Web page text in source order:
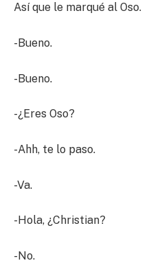
Así que le marqué al Oso.
-Bueno.
-Bueno.
-¿Eres Oso?
-Ahh, te lo paso.
-Va.
-Hola, ¿Christian?
-No.